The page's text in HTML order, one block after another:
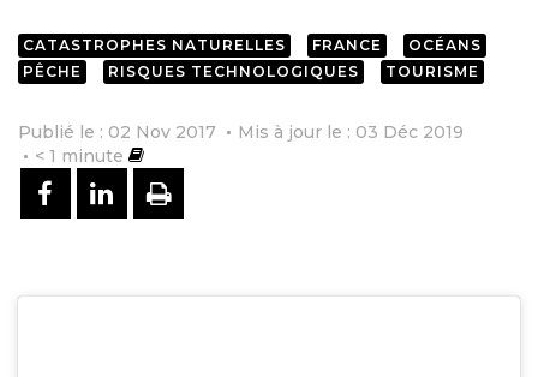
CATASTROPHES NATURELLES FRANCE
OCÉANS
PÊCHE
RISQUES TECHNOLOGIQUES TOURISME
Publié le : 02 Nov 2017
Mis à jour le : 03 Déc 2019
< 1 minute
PARTAGER SUR FACEBOOK
PARTAGER SUR LINKEDIN
IMPRIMER